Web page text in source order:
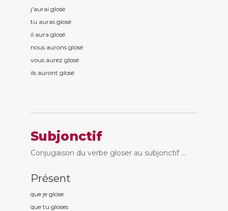
j'aurai glosé
tu auras glosé
il aura glosé
nous aurons glosé
vous aurez glosé
ils auront glosé
Subjonctif
Conjugaison du verbe gloser au subjonctif ...
Présent
que je glose
que tu gloses